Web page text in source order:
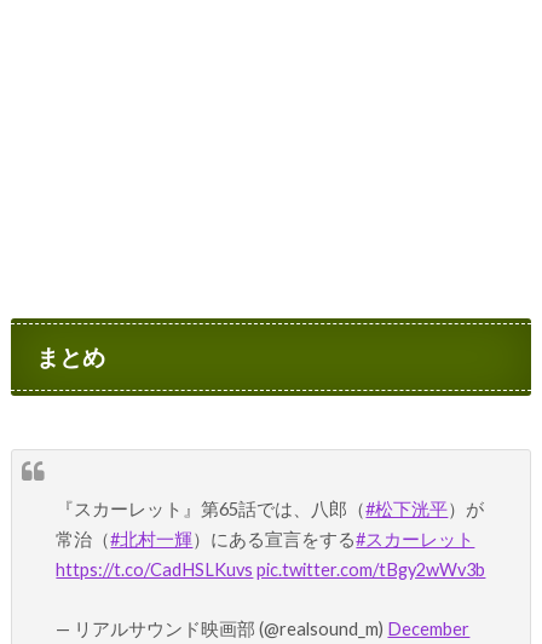
まとめ
『スカーレット』第65話では、八郎（#松下洸平）が
常治（#北村一輝）にある宣言をする#スカーレット
https://t.co/CadHSLKuvs pic.twitter.com/tBgy2wWv3b
— リアルサウンド映画部 (@realsound_m) December